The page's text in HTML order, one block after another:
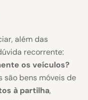
além das
recorrente:
os veículos?
são bens móveis de
à partilha,